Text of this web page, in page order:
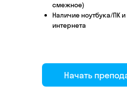
Начать
смежное)
Наличие ноутбука/ПК
интернета